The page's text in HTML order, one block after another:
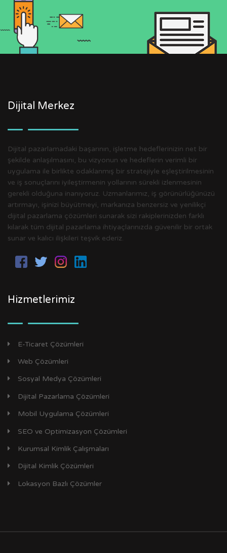
Dijital Merkez
Dijital pazarlamadaki başarının, işletme hedeflerinizin net bir
şekilde anlaşılmasını, bu vizyonun ve hedeflerin verimli bir
uygulama ile birlikte odaklanmış bir stratejiyle eşleştirilmesinin
ve iş sonuçlarını iyileştirmenin yollarının sürekli izlenmesinin
gerekli olduğuna inanıyoruz. Uzmanlarımız, iş görünürlüğünüzü
artırmayı, işinizi büyütmeyi, markanıza benzersiz ve yenilikçi
dijital pazarlama çözümleri sunarak sizi rakiplerinizden farklı
kılarak tüm dijital pazarlama ihtiyaçlarınızda güvenilir bir ortak
sunar ve kalıcı ilişkileri teşvik ederiz.
Hizmetlerimiz
E-Ticaret Çözümleri
Web Çözümleri
Sosyal Medya Çözümleri
Dijital Pazarlama Çözümleri
Mobil Uygulama Çözümleri
SEO ve Optimizasyon Çözümleri
Kurumsal Kimlik Çalışmaları
Dijital Kimlik Çözümleri
Lokasyon Bazlı Çözümler